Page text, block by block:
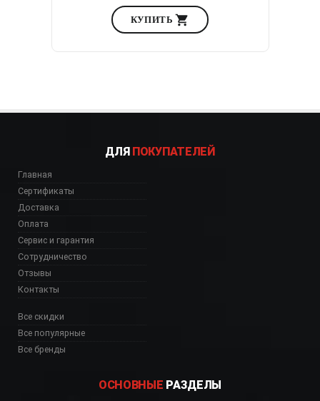
КУПИТЬ
ДЛЯ ПОКУПАТЕЛЕЙ
Главная
Сертификаты
Доставка
Оплата
Сервис и гарантия
Сотрудничество
Отзывы
Контакты
Все скидки
Все популярные
Все бренды
ОСНОВНЫЕ РАЗДЕЛЫ